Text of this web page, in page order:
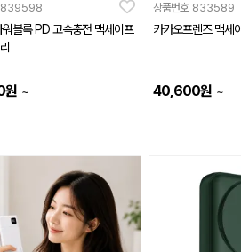
839598
워블록 PD 고속충전 맥세이프
원 ~
상품번호 833589
카카오프렌즈 맥세
40,600원 ~